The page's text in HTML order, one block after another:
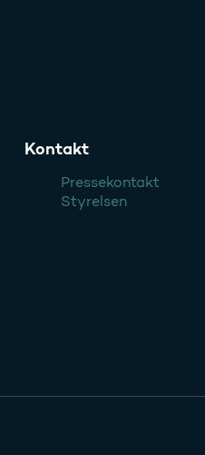
Kontakt
Pressekontakt
Styrelsen